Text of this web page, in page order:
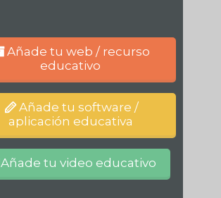
Añade tu web / recurso
educativo
Añade tu software /
aplicación educativa
Añade tu video educativo